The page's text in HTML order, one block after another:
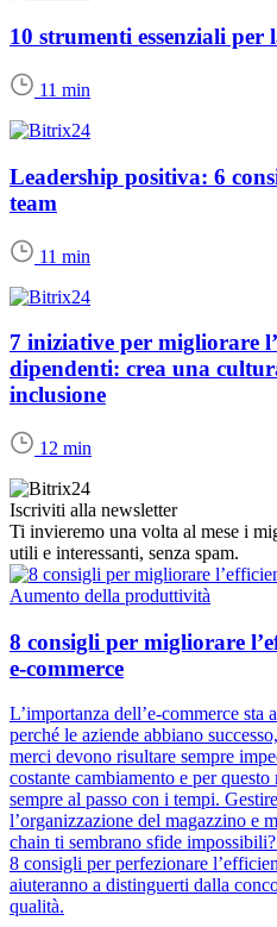
10 strumenti essenziali per
11 min
Leadership positiva: 6
team
11 min
7 iniziative per migliorare
dipendenti: crea una
inclusione
12 min
Iscriviti alla newsletter
Ti invieremo una volta al mese i
utili e interessanti, senza spam.
Aumento della produttività
8 consigli per migliorare
e-commerce
L’importanza dell’e-commerce sta
perché le aziende abbiano
merci devono risultare sempre
costante cambiamento e per
sempre al passo con i tempi.
l’organizzazione del magazzino e
chain ti sembrano sfide
8 consigli per perfezionare
aiuteranno a distinguerti dalla
qualità.